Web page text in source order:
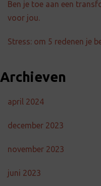
Ben je toe aan een
voor jou.
Stress: om 5 redenen je
Archieven
april 2024
december 2023
november 2023
juni 2023